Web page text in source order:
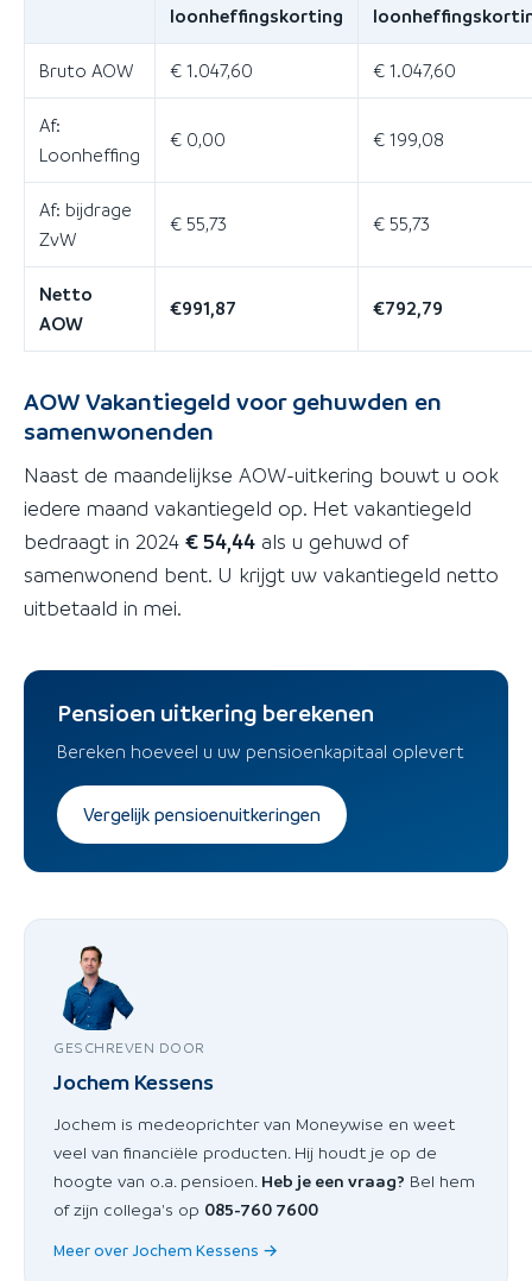
loonheffingskorting
Bruto AOW € 1.047,60 € 1.047,60
Af:
Loonheffing
€ 0,00 € 199,08
Af: bijdrage
ZvW
€ 55,73 € 55,73
Netto
AOW
€991,87 €792,79
AOW Vakantiegeld voor gehuwden en
samenwonenden
Naast de maandelijkse AOW-uitkering bouwt u ook
iedere maand vakantiegeld op. Het vakantiegeld
bedraagt in 2024 € 54,44 als u gehuwd of
samenwonend bent. U krijgt uw vakantiegeld netto
uitbetaald in mei.
Pensioen uitkering berekenen
Bereken hoeveel u uw pensioenkapitaal oplevert
Vergelijk pensioenuitkeringen
GESCHREVEN DOOR
Jochem Kessens
Jochem is medeoprichter van Moneywise en weet
veel van financiële producten. Hij houdt je op de
hoogte van o.a. pensioen. Heb je een vraag? Bel hem
of zijn collega's op 085-760 7600
Meer over Jochem Kessens →